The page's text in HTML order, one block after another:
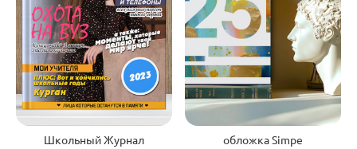
Школьный Журнал обложка Simpe